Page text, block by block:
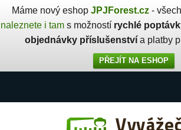
Máme nový eshop JPJForest.cz-
naleznete i tams možností rychlé
objednávky příslušenství a platby
PŘEJÍT NA ESHOP